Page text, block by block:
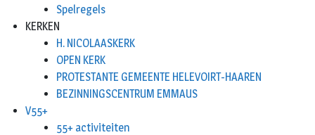
Spelregels
KERKEN
H. NICOLAASKERK
OPEN KERK
PROTESTANTE GEMEENTE HELEVOIRT-HAAREN
BEZINNINGSCENTRUM EMMAUS
V55+
55+ activiteiten